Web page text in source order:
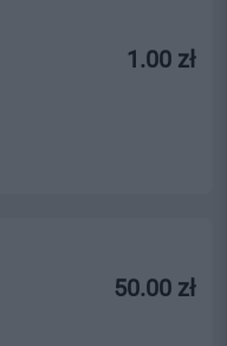
1.00 zł
50.00 zł